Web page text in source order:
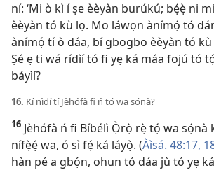
ní: ‘Mi ò kì í ṣe èèyàn burúkú; bẹ́ẹ̀ ni
èèyàn tó kù lọ. Mo láwọn ànímọ́ tó
ànímọ́ tí ò dáa, bí gbogbo èèyàn tó kù
Ṣé ẹ ti wá rídìí tó fi yẹ ká máa fojú tó
báyìí?
16. Kí nìdí tí Jèhófà fi ń tọ́ wa sọ́nà?
16 Jèhófà ń fi Bíbélì Ọ̀rọ̀ rẹ̀ tọ́ wa sọ́nà
nífẹ̀ẹ́ wa, ó sì fẹ́ ká láyọ̀. (Àìsá. 48:17,
hàn pé a gbọ́n, ohun tó dáa jù tó yẹ